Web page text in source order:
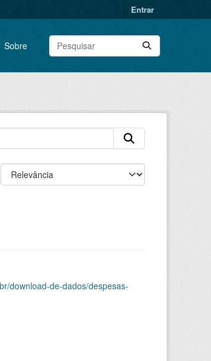
Entrar
Sobre
download-de-dados/despesas-